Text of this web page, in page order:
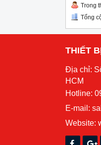
Trong
Tổng
THIẾT
Địa chỉ:
HCM
Hotline:
E-mail:
Website: